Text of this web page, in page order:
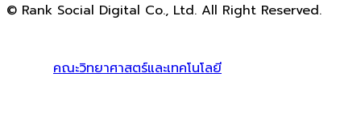
© Rank Social Digital Co., Ltd. All Right Reserved.
คณะวิทยาศาสตร์และเทคโนโลยี